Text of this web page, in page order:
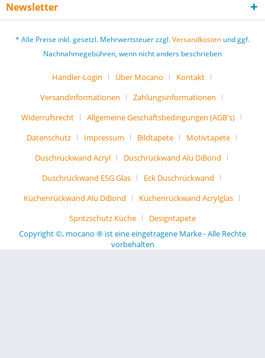
Newsletter
* Alle Preise inkl. gesetzl. Mehrwertsteuer zzgl.Versandkosten und ggf.
Nachnahmegebühren, wenn nicht anders beschrieben
Händler-Login Über Mocano
Kontakt
Versandinformationen
Zahlungsinformationen
Widerrufsrecht
Allgemeine Geschäftsbedingungen (AGB's)
Datenschutz
Impressum Bildtapete
Motivtapete
Duschrückwand Acryl
Duschrückwand Alu DiBond
Duschrückwand ESG Glas
Eck Duschrückwand
Küchenrückwand Alu DiBond
Küchenrückwand Acrylglas
Spritzschutz Küche
Designtapete
Copyright ©, mocano ® ist eine eingetragene Marke - Alle Rechte
vorbehalten